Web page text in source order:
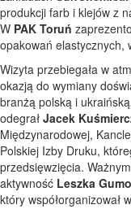
produkcji farb i klejów z
W PAK Toruń
opakowań elastycznych,
Wizyta przebiegała w
okazją do wymiany
branżą polską i
odegrał Jacek
Międzynarodowej,
Polskiej Izby Druku,
przedsięwzięcia.
aktywność Leszka
który współorganizował